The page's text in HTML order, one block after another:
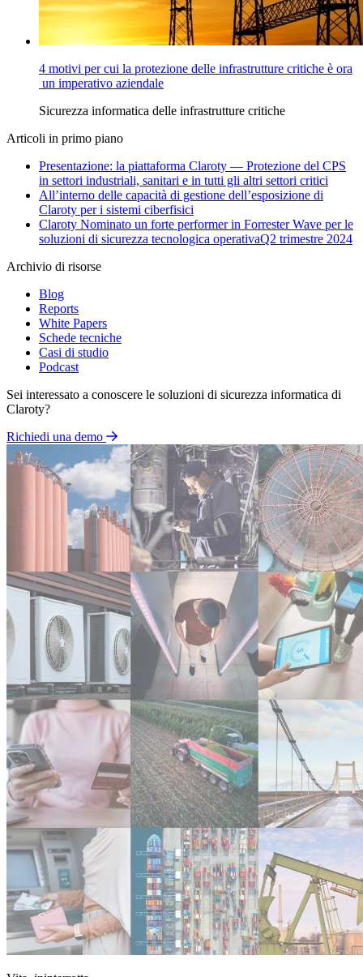
4 motivi per cui la protezione delle infrastrutture critiche è ora
un imperativo aziendale
Sicurezza informatica delle infrastrutture critiche
Articoli in primo piano
Presentazione: la piattaforma Claroty — Protezione del CPS
in settori industriali, sanitari e in tutti gli altri settori critici
All’interno delle capacità di gestione dell’esposizione di
Claroty per i sistemi ciberfisici
Claroty Nominato un forte performer in Forrester Wave per le
soluzioni di sicurezza tecnologica operativaQ2 trimestre 2024
Archivio di risorse
Blog
Reports
White Papers
Schede tecniche
Casi di studio
Podcast
Sei interessato a conoscere le soluzioni di sicurezza informatica di
Claroty?
Richiedi una demo